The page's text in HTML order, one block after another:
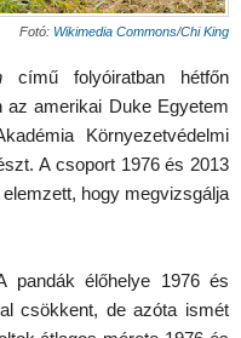
Fotó: Wikimedia Commons/Chi King
című folyóiratban hétfőn
az amerikai Duke Egyetem
Környezetvédelmi
A csoport 1976 és 2013
hogy megvizsgálja
pandák élőhelye 1976 és
csökkent, de azóta ismét